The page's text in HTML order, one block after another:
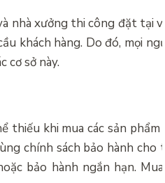
nhà xưởng thi công đặt tại
khách hàng. Do đó, mọi
cơ sở này.
thiếu khi mua các sản phẩm
chính sách bảo hành cho
bảo hành ngắn hạn.